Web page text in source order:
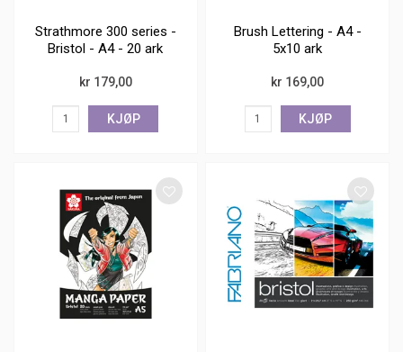
Strathmore 300 series -
Bristol - A4 - 20 ark
kr 179,00
KJØP
Brush Lettering - A4 -
5x10 ark
kr 169,00
KJØP